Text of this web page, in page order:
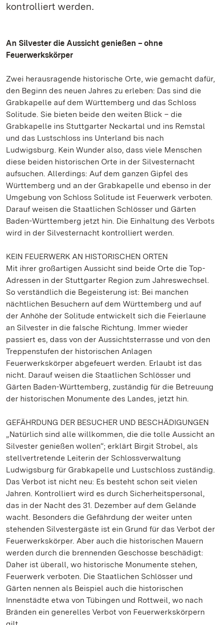
kontrolliert werden.
An Silvester die Aussicht genießen – ohne
Feuerwerkskörper
Zwei herausragende historische Orte, wie gemacht dafür,
den Beginn des neuen Jahres zu erleben: Das sind die
Grabkapelle auf dem Württemberg und das Schloss
Solitude. Sie bieten beide den weiten Blick – die
Grabkapelle ins Stuttgarter Neckartal und ins Remstal
und das Lustschloss ins Unterland bis nach
Ludwigsburg. Kein Wunder also, dass viele Menschen
diese beiden historischen Orte in der Silvesternacht
aufsuchen. Allerdings: Auf dem ganzen Gipfel des
Württemberg und an der Grabkapelle und ebenso in der
Umgebung von Schloss Solitude ist Feuerwerk verboten.
Darauf weisen die Staatlichen Schlösser und Gärten
Baden-Württemberg jetzt hin. Die Einhaltung des Verbots
wird in der Silvesternacht kontrolliert werden.
KEIN FEUERWERK AN HISTORISCHEN ORTEN
Mit ihrer großartigen Aussicht sind beide Orte die Top-
Adressen in der Stuttgarter Region zum Jahreswechsel.
So verständlich die Begeisterung ist: Bei manchen
nächtlichen Besuchern auf dem Württemberg und auf
der Anhöhe der Solitude entwickelt sich die Feierlaune
an Silvester in die falsche Richtung. Immer wieder
passiert es, dass von der Aussichtsterrasse und von den
Treppenstufen der historischen Anlagen
Feuerwerkskörper abgefeuert werden. Erlaubt ist das
nicht. Darauf weisen die Staatlichen Schlösser und
Gärten Baden-Württemberg, zuständig für die Betreuung
der historischen Monumente des Landes, jetzt hin.
GEFÄHRDUNG DER BESUCHER UND BESCHÄDIGUNGEN
„Natürlich sind alle willkommen, die die tolle Aussicht an
Silvester genießen wollen“; erklärt Birgit Strobel, als
stellvertretende Leiterin der Schlossverwaltung
Ludwigsburg für Grabkapelle und Lustschloss zuständig.
Das Verbot ist nicht neu: Es besteht schon seit vielen
Jahren. Kontrolliert wird es durch Sicherheitspersonal,
das in der Nacht des 31. Dezember auf dem Gelände
wacht. Besonders die Gefährdung der weiter unten
stehenden Silvestergäste ist ein Grund für das Verbot der
Feuerwerkskörper. Aber auch die historischen Mauern
werden durch die brennenden Geschosse beschädigt:
Daher ist überall, wo historische Monumente stehen,
Feuerwerk verboten. Die Staatlichen Schlösser und
Gärten nennen als Beispiel auch die historischen
Innenstädte etwa von Tübingen und Rottweil, wo nach
Bränden ein generelles Verbot von Feuerwerkskörpern